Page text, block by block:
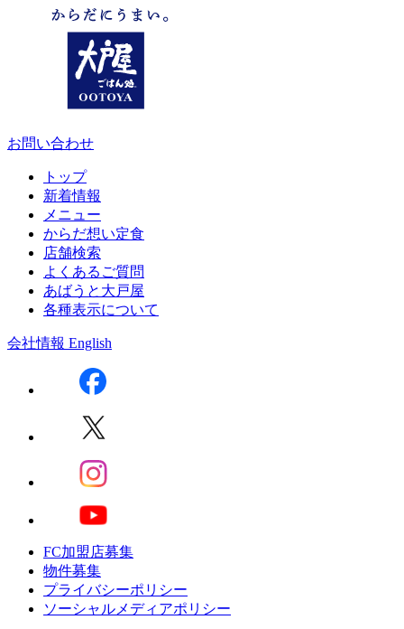
お問い合わせ
トップ
新着情報
メニュー
からだ想い定食
店舗検索
よくあるご質問
あばうと大戸屋
各種表示について
会社情報 English
FC加盟店募集
物件募集
プライバシーポリシー
ソーシャルメディアポリシー